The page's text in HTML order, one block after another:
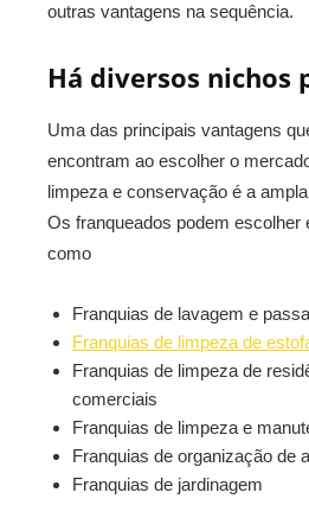
outras vantagens na sequência.
Há diversos nichos
Uma das principais vantagens
encontram ao escolher o
limpeza e conservação é a
Os franqueados podem escolher
como
Franquias de lavagem e
Franquias de limpeza de
Franquias de limpeza de
comerciais
Franquias de limpeza e
Franquias de organização de
Franquias de jardinagem